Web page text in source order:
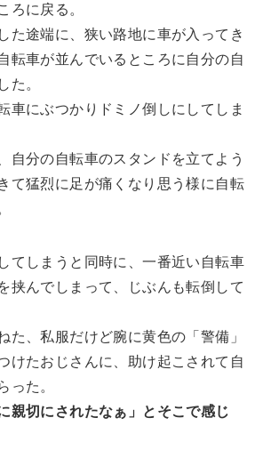
に戻る。
た途端に、狭い路地に車が入ってき
転車が並んでいるところに自分の自
。
車にぶつかりドミノ倒しにしてしま
自分の自転車のスタンドを立てよう
て猛烈に足が痛くなり思う様に自転
てしまうと同時に、一番近い自転車
挟んでしまって、じぶんも転倒して
た、私服だけど腕に黄色の「警備」
けたおじさんに、助け起こされて自
た。
親切にされたなぁ」とそこで感じ